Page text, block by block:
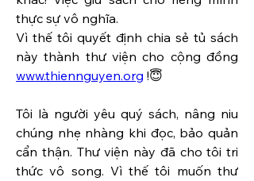
thực sự vô nghĩa.
Vì thế tôi quyết định chia sẻ tủ sách
www.thiennguyen.org !😇
Tôi là người yêu quý sách, nâng niu
chúng nhẹ nhàng khi đọc, bảo quản
cẩn thận. Thư viện này đã cho tôi tri
thức vô song. Vì thế tôi muốn thư